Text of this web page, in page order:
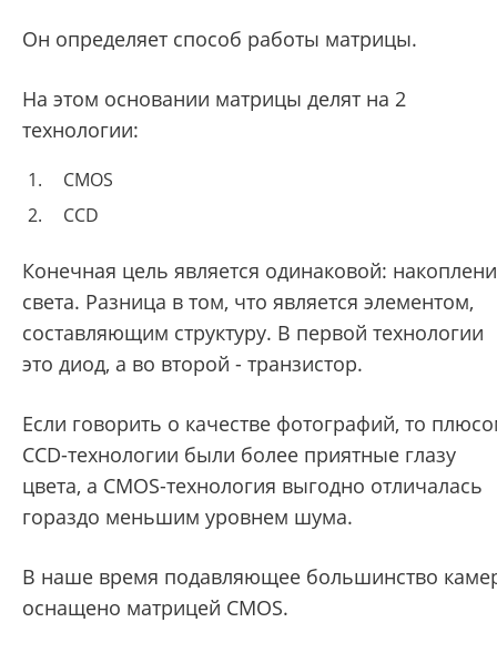
Он определяет способ работы матрицы.
На этом основании матрицы делят на 2
технологии:
CMOS
CCD
Конечная цель является одинаковой:
света. Разница в том, что является элементом,
составляющим структуру. В первой технологии
это диод, а во второй - транзистор.
Если говорить о качестве фотографий, то
CCD-технологии были более приятные глазу
цвета, а CMOS-технология выгодно отличалась
гораздо меньшим уровнем шума.
В наше время подавляющее большинство
оснащено матрицей CMOS.